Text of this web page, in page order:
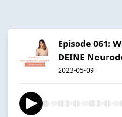
Episode 061:
DEINE
2023-05-09